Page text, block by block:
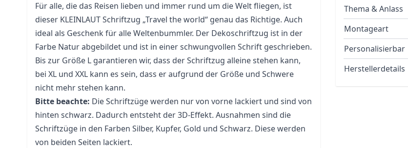
Für alle, die das Reisen lieben und immer rund um die Welt fliegen, ist
dieser KLEINLAUT Schriftzug „Travel the world“ genau das Richtige. Auch
ideal als Geschenk für alle Weltenbummler. Der Dekoschriftzug ist in der
Farbe Natur abgebildet und ist in einer schwungvollen Schrift geschrieben.
Bis zur Größe L garantieren wir, dass der Schriftzug alleine stehen kann,
bei XL und XXL kann es sein, dass er aufgrund der Größe und Schwere
nicht mehr stehen kann.
Bitte beachte: Die Schriftzüge werden nur von vorne lackiert und sind von
hinten schwarz. Dadurch entsteht der 3D-Effekt. Ausnahmen sind die
Schriftzüge in den Farben Silber, Kupfer, Gold und Schwarz. Diese werden
von beiden Seiten lackiert.
Thema & Anlass
Montageart
Personalisierbar
Herstellerdetails